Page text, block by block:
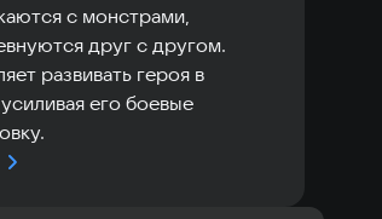
с монстрами,
друг с другом.
развивать героя в
его боевые